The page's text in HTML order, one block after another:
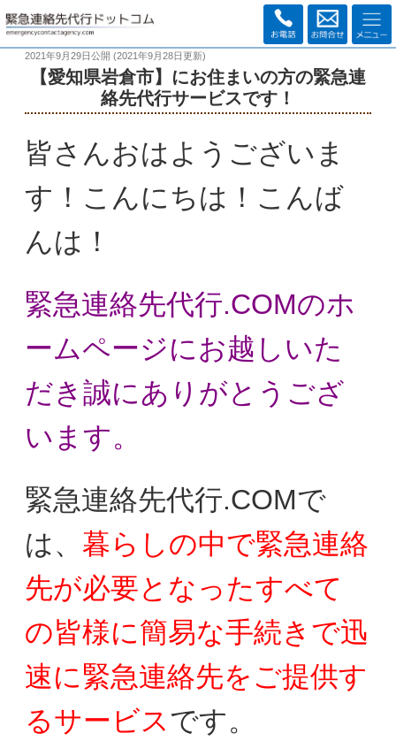
2021年9月29日公開 (2021年9月28日更新)
【愛知県岩倉市】にお住まいの方の緊急連
絡先代行サービスです！
皆さんおはようございま
す！こんにちは！こんば
んは！
緊急連絡先代行.COMのホ
ームページにお越しいた
だき 誠にありがとうござ
います。
緊急連絡先代行.COMで
は、 暮らしの中で緊急連絡
先が必要となったすべて
の皆様に簡易な手続きで迅
速に緊急連絡先をご提供す
るサービスです。